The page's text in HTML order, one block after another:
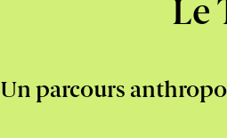
Le
Un parcours